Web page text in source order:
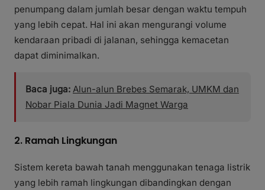
penumpang dalam jumlah besar dengan waktu tempuh
yang lebih cepat. Hal ini akan mengurangi volume
kendaraan pribadi di jalanan, sehingga kemacetan
dapat diminimalkan.
Baca juga: Alun-alun Brebes Semarak, UMKM dan
Nobar Piala Dunia Jadi Magnet Warga
2. Ramah Lingkungan
Sistem kereta bawah tanah menggunakan tenaga listrik
yang lebih ramah lingkungan dibandingkan dengan